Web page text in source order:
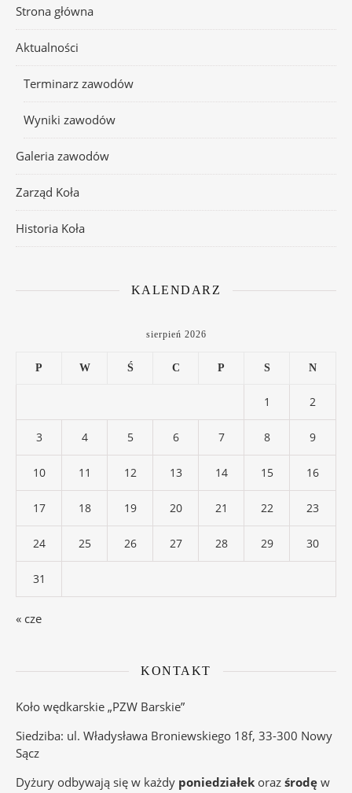
Strona główna
Aktualności
Terminarz zawodów
Wyniki zawodów
Galeria zawodów
Zarząd Koła
Historia Koła
KALENDARZ
sierpień 2026
P W Ś C P S N
1 2
3 4 5 6 7 8 9
10 11 12 13 14 15 16
17 18 19 20 21 22 23
24 25 26 27 28 29 30
31
« cze
KONTAKT
Koło wędkarskie „PZW Barskie”
Siedziba: ul. Władysława Broniewskiego 18f, 33-300 Nowy
Sącz
Dyżury odbywają się w każdy poniedziałek oraz środę w